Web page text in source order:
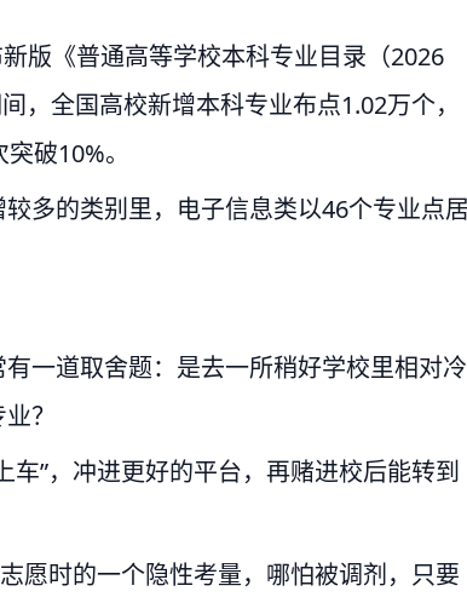
版《普通高等学校本科专业目录（2026
，全国高校新增本科专业布点1.02万个，
破10%。
多的类别里，电子信息类以46个专业点
一道取舍题：是去一所稍好学校里相对冷
？
”，冲进更好的平台，再赌进校后能转到
愿时的一个隐性考量，哪怕被调剂，只要